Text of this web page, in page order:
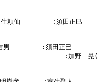
仙        :須田正巳
男        :須田正巳
:加野　晃(